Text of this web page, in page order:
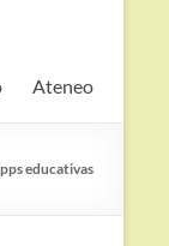
Ateneo
educativas